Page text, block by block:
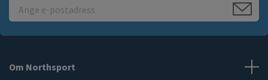
Om Northsport